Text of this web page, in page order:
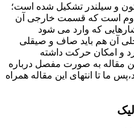
و سیلندر تشکیل شده است؛
است که قسمت خارجی آن
که وارد می شود
آن هم باید صاف و صیقلی
و امکان حرکت داشته
مقاله به صورت مفصل درباره
ما تا انتهای این مقاله همراه